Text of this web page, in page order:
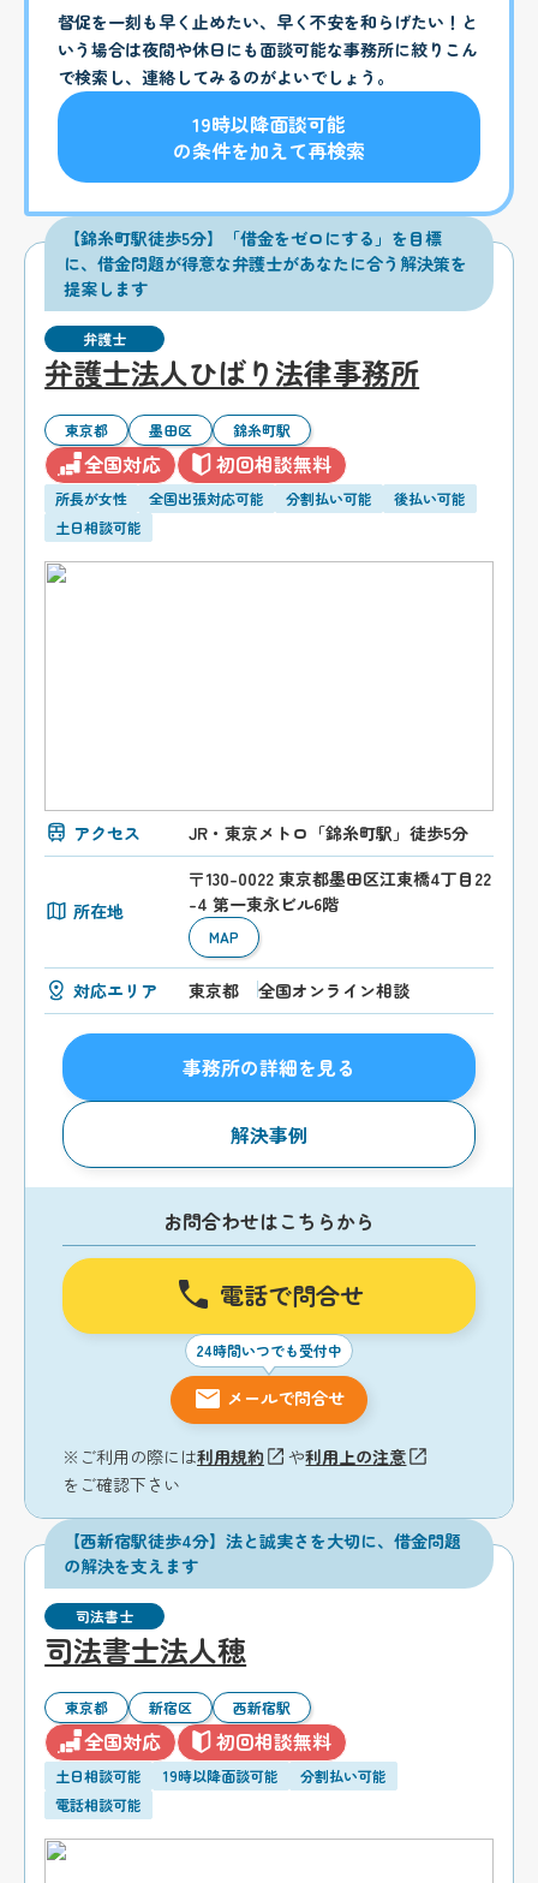
督促を一刻も早く止めたい、早く不安を和らげたい！と
いう場合は夜間や休日にも面談可能な事務所に絞りこん
で検索し、連絡してみるのがよいでしょう。
19時以降面談可能
の条件を加えて再検索
【錦糸町駅徒歩5分】「借金をゼロにする」を目標
に、借金問題が得意な弁護士があなたに合う解決策を
提案します
弁護士
弁護士法人ひばり法律事務所
東京都 墨田区 錦糸町駅
全国対応 初回相談無料
所長が女性 全国出張対応可能 分割払い可能
後払い可能
土日相談可能
アクセス JR・東京メトロ「錦糸町駅」徒歩5分
所在地
〒130-0022 東京都墨田区江東橋4丁目22
-4 第一東永ビル6階
MAP
対応エリア 東京都 全国オンライン相談
事務所の詳細を見る
解決事例
お問合わせはこちらから
電話で問合せ
24時間いつでも受付中
メールで問合せ
※ご利用の際には利用規約 や利用上の注意
をご確認下さい
【西新宿駅徒歩4分】法と誠実さを大切に、借金問題
の解決を支えます
司法書士
司法書士法人穂
東京都 新宿区 西新宿駅
全国対応 初回相談無料
土日相談可能 19時以降面談可能
分割払い可能
電話相談可能